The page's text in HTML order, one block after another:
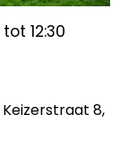
tot 12:30
Keizerstraat 8,